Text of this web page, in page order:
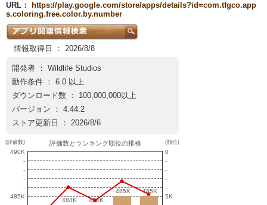
URL：
https://play.google.com/store/apps/details?id=com.tfgco.app
s.coloring.free.color.by.number
情報取得日 ： 2026/8/8
開発者 ： Wildlife Studios
動作条件 ： 6.0 以上
ダウンロード数 ： 100,000,000以上
バージョン ： 4.44.2
ストア更新日 ： 2026/8/6
(評価数)
490K
-
-
-
-
485K
評価数とランキング順位の推移
484K
484K 484K
484K
485K
485K 485K
485K
(順位)
0
-
-
-
-
5K